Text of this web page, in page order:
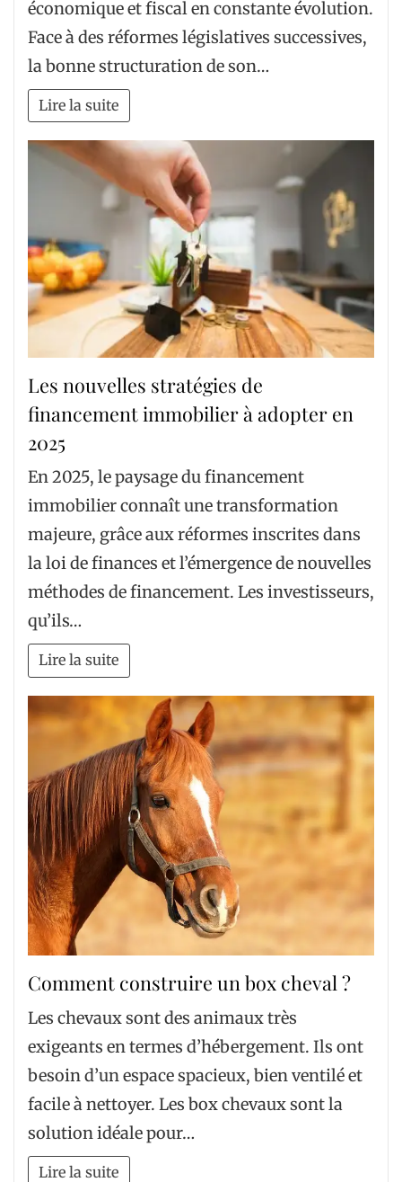
économique et fiscal en constante évolution.
Face à des réformes législatives successives,
la bonne structuration de son…
Lire la suite
Les nouvelles stratégies de
financement immobilier à adopter en
2025
En 2025, le paysage du financement
immobilier connaît une transformation
majeure, grâce aux réformes inscrites dans
la loi de finances et l’émergence de nouvelles
méthodes de financement. Les investisseurs,
qu’ils…
Lire la suite
Comment construire un box cheval ?
Les chevaux sont des animaux très
exigeants en termes d’hébergement. Ils ont
besoin d’un espace spacieux, bien ventilé et
facile à nettoyer. Les box chevaux sont la
solution idéale pour…
Lire la suite